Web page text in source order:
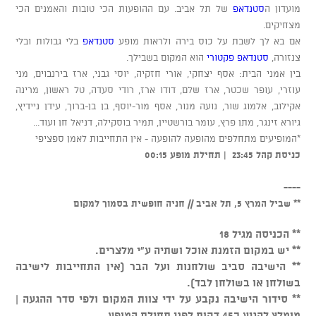
מועדון הסטנדאפ של תל אביב. עם ההופעות הכי טובות והאמנים הכי
מצחיקים.
אם בא לך לשבת על כוס בירה ולראות מופע סטנדאפ בלי גבולות ובלי
צנזורה, סטנדאפ פקטורי הוא המקום בשבילך.
בין אמני הבית: אסף יצחקי, אורי חזקיה, יוסי גבני, ארז בירנבוים, מני
עוזרי, עופר שכטר, ארז שלם, דודו ארז, רודי סעדה, טל ראשון, מרינה
אקילוב, אלמוג שור, נועה מנור, אסף מור-יוסף, בן בן-ברוך, עידן ניידיץ,
גיורא זינגר, מתן פרץ, עומר בורשטיין, תמיר בוסקילה, דניאל חן ועוד...
*המופיעים מתחלפים מהופעה להופעה - אין התחייבות לאמן ספציפי
כניסת קהל 23:45 | תחילת מופע 00:15
----
** שביל המרץ 5, תל אביב // חניה חופשית בסמוך למקום
** הכניסה מגיל 18
** יש במקום הזמנת אוכל ושתיה ע"י מלצרים.
** הישיבה סביב שולחנות ועל הבר (אין התחייבות לישיבה
בשולחן או בשולחן לבד).
** סידור הישיבה נקבע על ידי צוות המקום ולפי סדר ההגעה |